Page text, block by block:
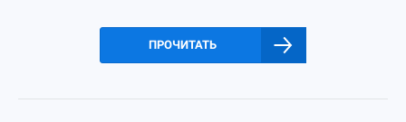
ПРОЧИТАТЬ